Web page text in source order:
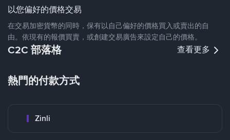
以您偏好的價格交易
在交易加密貨幣的同時，保有以自己偏好的價格買入或賣出的自
由。依現有的報價買賣，或創建交易廣告來設定自己的價格。
C2C 部落格 查看更多
熱門的付款方式
Zinli